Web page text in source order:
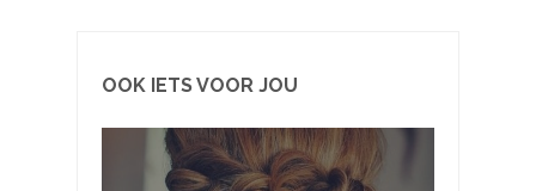
OOK IETS VOOR JOU